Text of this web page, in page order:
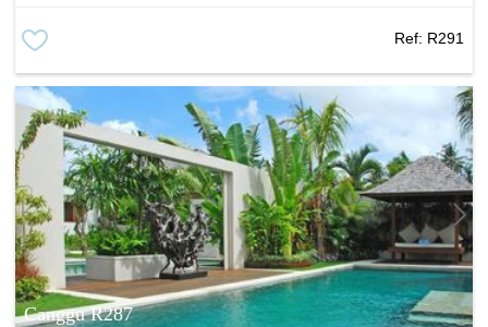
Ref: R291
Canggu R287